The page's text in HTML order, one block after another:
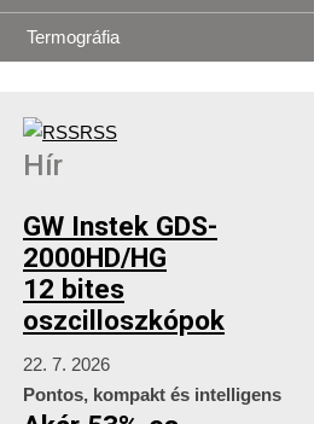
Termográfia
RSS
Hír
GW Instek GDS-
2000HD/HG
12 bites
oszcilloszkópok
22. 7. 2026
Pontos, kompakt és intelligens